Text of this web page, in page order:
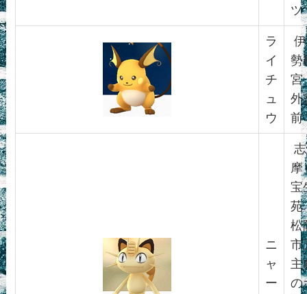
ツ
ラ
イ
チ
ュ
ウ
伊
勢
宮
外
前
ニ
ャ
ー
志
摩
宝
苑
松
市
主
の